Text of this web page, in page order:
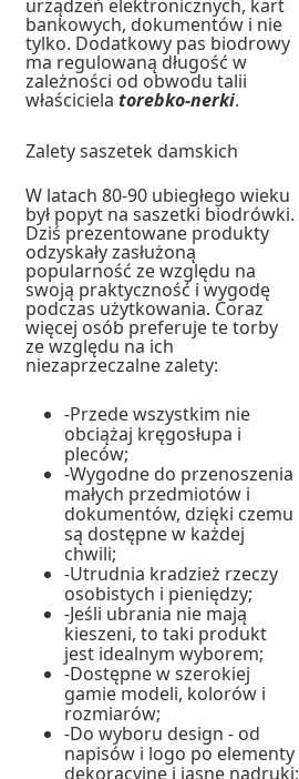
urządzeń elektronicznych, kart
bankowych, dokumentów i nie
tylko. Dodatkowy pas biodrowy
ma regulowaną długość w
zależności od obwodu talii
właścicielatorebko-nerki.
Zalety saszetek damskich
W latach 80-90 ubiegłego wieku
był popyt na saszetki biodrówki.
Dziś prezentowane produkty
odzyskały zasłużoną
popularność ze względu na
swoją praktyczność i wygodę
podczas użytkowania. Coraz
więcej osób preferuje te torby
ze względu na ich
niezaprzeczalne zalety:
-Przede wszystkim nie
obciążaj kręgosłupa i
pleców;
-Wygodne do przenoszenia
małych przedmiotów i
dokumentów, dzięki czemu
są dostępne w każdej
chwili;
-Utrudnia kradzież rzeczy
osobistych i pieniędzy;
-Jeśli ubrania nie mają
kieszeni, to taki produkt
jest idealnym wyborem;
-Dostępne w szerokiej
gamie modeli, kolorów i
rozmiarów;
-Do wyboru design - od
napisów i logo po elementy
dekoracyjne i jasne nadruki;